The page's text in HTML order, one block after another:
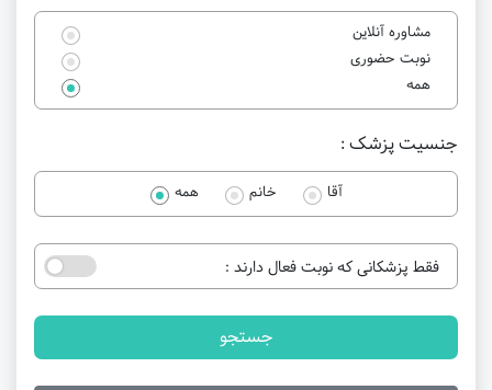
مشاوره آنلاین
نوبت حضوری
همه
جنسیت پزشک :
آقا خانم همه
فقط پزشکانی که نوبت فعال دارند :
جستجو